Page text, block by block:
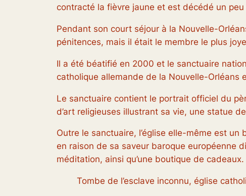
contracté la fièvre jaune et est décédé un peu
Pendant son court séjour à la Nouvelle-
pénitences, mais il était le membre le plus
Il a été béatifié en 2000 et le sanctuaire
catholique allemande de la Nouvelle-Orléans
Le sanctuaire contient le portrait officiel du
d’art religieuses illustrant sa vie, une statue
Outre le sanctuaire, l’église elle-même est
en raison de sa saveur baroque européenne
méditation, ainsi qu’une boutique de cadeaux.
Tombe de l’esclave inconnu, église